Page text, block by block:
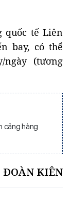
quốc tế Liên
bay, có thể
(tương
cảng hàng
ĐOÀN KIÊN